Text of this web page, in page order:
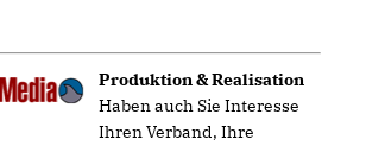
Produktion & Realisation
Haben auch Sie Interesse
Ihren Verband, Ihre